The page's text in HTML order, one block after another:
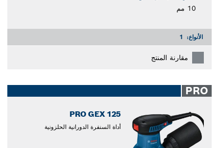
10 مم
الأنواع: 1
مقارنة المنتج
PRO
PRO GEX 125
أداة السنفرة الدورانية الحلزونية